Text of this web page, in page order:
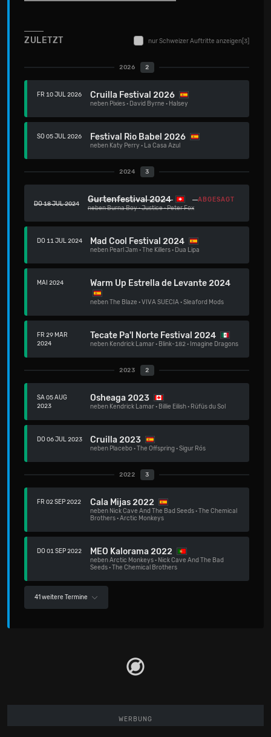
ZULETZT nur Schweizer Auftritte anzeigen [3]
2026 2
FR 10 JUL 2026 Cruilla Festival 2026
neben Pixies· David Byrne · Halsey
SO 05 JUL 2026 Festival Rio Babel 2026
neben Katy Perry · La Casa Azul
2024 3
DO 18 JUL 2024 Gurtenfestival 2024
ABGESAGT
nebenBurna Boy·Justice·Peter Fox
DO 11 JUL 2024 Mad Cool Festival 2024
neben Pearl Jam ·The Killers· Dua Lipa
MAI 2024 Warm Up Estrella de Levante 2024
nebenThe Blaze ·VIVA SUECIA·Sleaford Mods
FR 29 MÄR
2024
Tecate Pa'l Norte Festival 2024
neben Kendrick Lamar· Blink-182· Imagine Dragons
2023 2
SA 05 AUG
2023
Osheaga 2023
neben Kendrick Lamar· Billie Eilish· Rüfüs du Sol
DO 06 JUL 2023 Cruilla 2023
neben Placebo ·The Offspring·Sigur Rós
2022 3
FR 02 SEP 2022 Cala Mijas 2022
neben Nick Cave And The Bad Seeds·The Chemical
Brothers·Arctic Monkeys
DO 01 SEP 2022 MEO Kalorama 2022
nebenArctic Monkeys· Nick Cave And The Bad
Seeds·The Chemical Brothers
41 weitere Termine
WERBUNG